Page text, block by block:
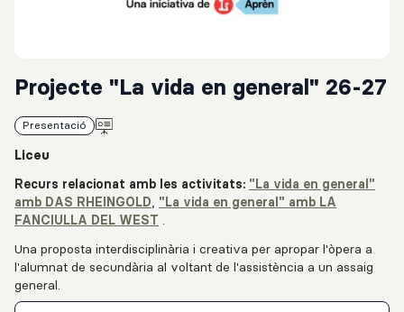
Projecte "La vida en general" 26-27
Presentació
Liceu
Recurs relacionat amb les activitats: "La vida en general"
amb DAS RHEINGOLD, "La vida en general" amb LA
FANCIULLA DEL WEST .
Una proposta interdisciplinària i creativa per apropar l'òpera a
l'alumnat de secundària al voltant de l'assistència a un assaig
general.